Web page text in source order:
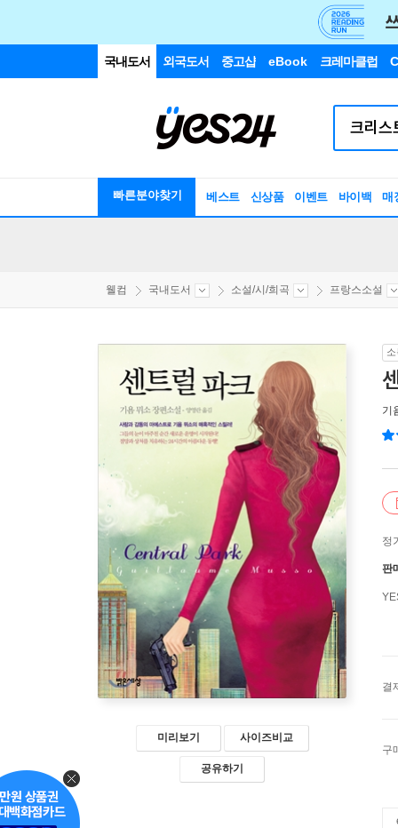
국내도서 외국도서 중고샵 eBook 크레마클럽
빠른분야찾기 베스트 신상품 이벤트 바이백 매
웰컴 국내도서 소설/시/희곡 프랑스소설
미리보기 사이즈비교
공유하기
기
정
판
결
구